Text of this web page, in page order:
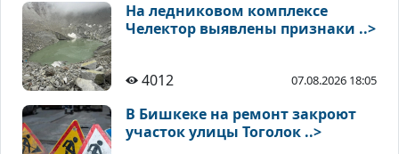
На ледниковом комплексе
Челектор выявлены признаки ..>
4012 07.08.2026 18:05
В Бишкеке на ремонт закроют
участок улицы Тоголок ..>